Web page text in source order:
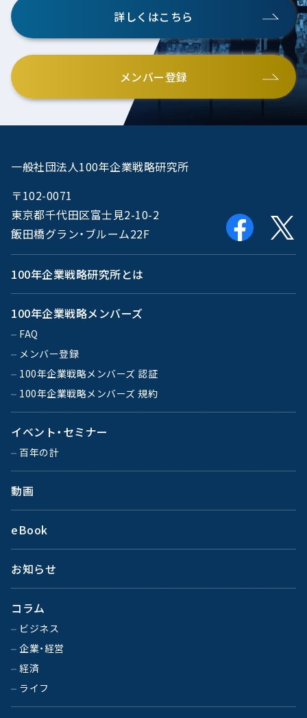
詳しくはこちら
メンバー登録
一般社団法人100年企業戦略研究所
〒102-0071
東京都千代田区富士見2-10-2
飯田橋グラン・ブルーム22F
100年企業戦略研究所とは
100年企業戦略メンバーズ
FAQ
メンバー登録
100年企業戦略メンバーズ 認証
100年企業戦略メンバーズ 規約
イベント・セミナー
百年の計
動画
eBook
お知らせ
コラム
ビジネス
企業・経営
経済
ライフ